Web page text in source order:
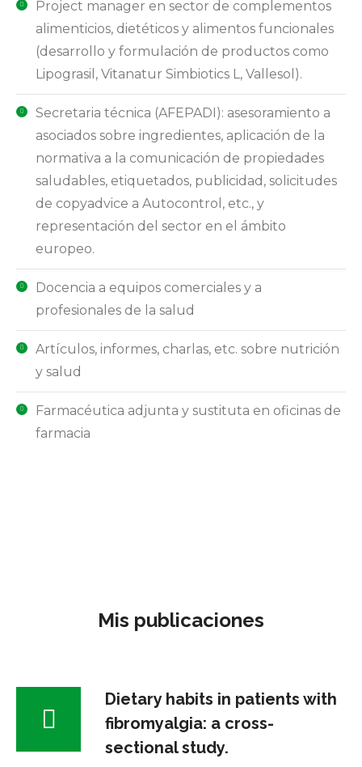
Project manager en sector de complementos
alimenticios, dietéticos y alimentos funcionales
(desarrollo y formulación de productos como
Lipograsil, Vitanatur Simbiotics L, Vallesol).
Secretaria técnica (AFEPADI): asesoramiento a
asociados sobre ingredientes, aplicación de la
normativa a la comunicación de propiedades
saludables, etiquetados, publicidad, solicitudes
de copyadvice a Autocontrol, etc., y
representación del sector en el ámbito
europeo.
Docencia a equipos comerciales y a
profesionales de la salud
Artículos, informes, charlas, etc. sobre nutrición
y salud
Farmacéutica adjunta y sustituta en oficinas de
farmacia
Mis publicaciones
Dietary habits in patients with
fibromyalgia: a cross-
sectional study.